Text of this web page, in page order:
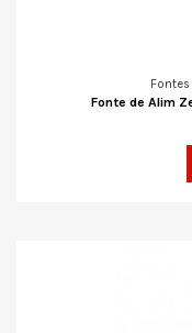
Fonte de Alim